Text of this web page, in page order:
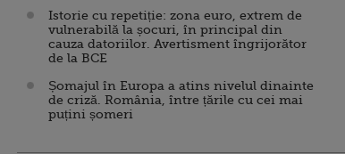
Istorie cu repetiție: zona euro, extrem de
vulnerabilă la șocuri, în principal din
cauza datoriilor. Avertisment îngrijorător
de la BCE
Șomajul în Europa a atins nivelul dinainte
de criză. România, între țările cu cei mai
puțini șomeri